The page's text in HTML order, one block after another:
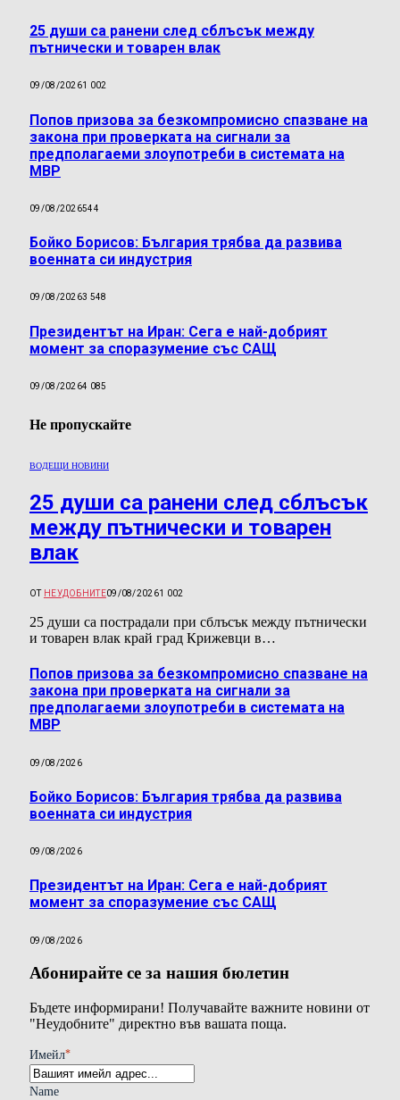
25 души са ранени след сблъсък между
пътнически и товарен влак
09/08/20261 002
Попов призова за безкомпромисно спазване на
закона при проверката на сигнали за
предполагаеми злоупотреби в системата на
МВР
09/08/2026544
Бойко Борисов: България трябва да развива
военната си индустрия
09/08/20263 548
Президентът на Иран: Сега е най-добрият
момент за споразумение със САЩ
09/08/20264 085
Не пропускайте
ВОДЕЩИ НОВИНИ
25 души са ранени след сблъсък
между пътнически и товарен
влак
ОТ НЕУДОБНИТЕ09/08/20261 002
25 души са пострадали при сблъсък между пътнически
и товарен влак край град Крижевци в…
Попов призова за безкомпромисно спазване на
закона при проверката на сигнали за
предполагаеми злоупотреби в системата на
МВР
09/08/2026
Бойко Борисов: България трябва да развива
военната си индустрия
09/08/2026
Президентът на Иран: Сега е най-добрият
момент за споразумение със САЩ
09/08/2026
Абонирайте се за нашия бюлетин
Бъдете информирани! Получавайте важните новини от
"Неудобните" директно във вашата поща.
Имейл*
Name